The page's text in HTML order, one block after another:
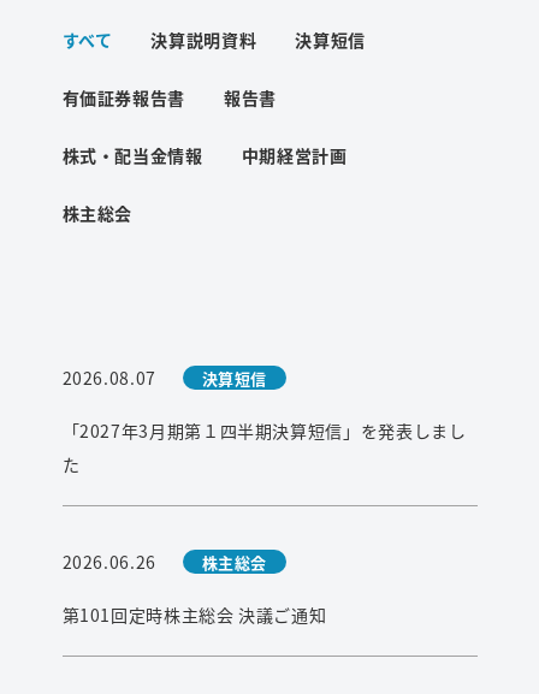
すべて 決算説明資料 決算短信
有価証券報告書 報告書
株式・配当金情報 中期経営計画
株主総会
2026.08.07 決算短信
「2027年3月期第１四半期決算短信」を発表しまし
た
2026.06.26 株主総会
第101回定時株主総会 決議ご通知